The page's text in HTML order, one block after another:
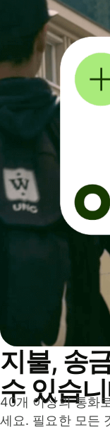
지불, 송
수 있습
40개 이상의 통화
세요. 필요한 모든